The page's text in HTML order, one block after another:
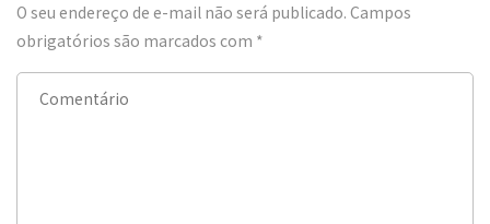
O seu endereço de e-mail não será publicado. Campos
obrigatórios são marcados com *